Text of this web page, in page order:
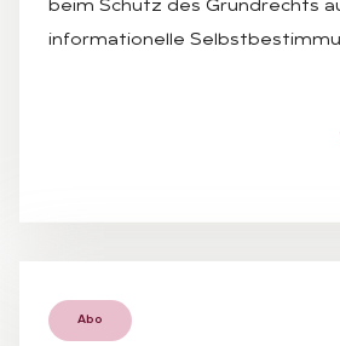
beim Schutz des Grundrechts
informationelle
Abo